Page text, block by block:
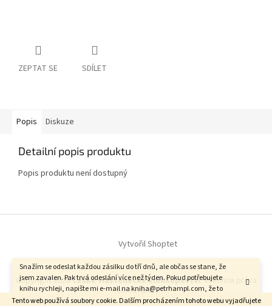
Tento web používá soubory cookie. Dalším procházením tohoto webu vyjadřujete
Snažím se odeslat každou zásilku do tří dnů, ale občas se stane, že
jsem zavalen. Pak trvá odeslání více než týden. Pokud potřebujete
knihu rychleji, napište mi e-mail na kniha@petrhampl.com, že to
spěchá. Petr Hampl
ZEPTAT SE SDÍLET
Popis Diskuze
Detailní popis produktu
Popis produktu není dostupný
Vytvořil Shoptet
Copyright 2026České vlastenecké knihkupectví. Všechna práva
vyhrazena.